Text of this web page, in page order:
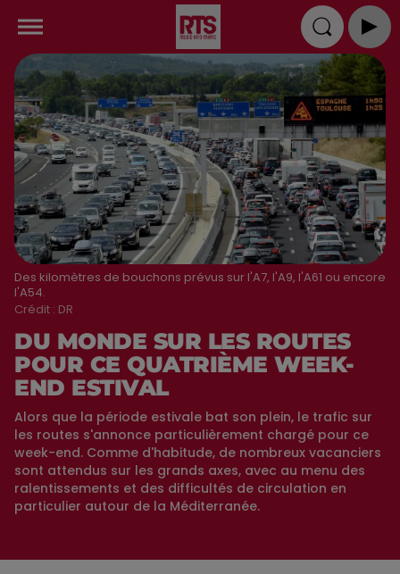
Des kilomètres de bouchons prévus sur l'A7, l'A9, l'A61 ou encore
l'A54.
Crédit : DR
DU MONDE SUR LES ROUTES
POUR CE QUATRIÈME WEEK-
END ESTIVAL
Alors que la période estivale bat son plein, le trafic sur
les routes s'annonce particulièrement chargé pour ce
week-end. Comme d'habitude, de nombreux vacanciers
sont attendus sur les grands axes, avec au menu des
ralentissements et des difficultés de circulation en
particulier autour de la Méditerranée.